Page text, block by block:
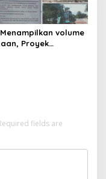
volume
Proyek
fields are